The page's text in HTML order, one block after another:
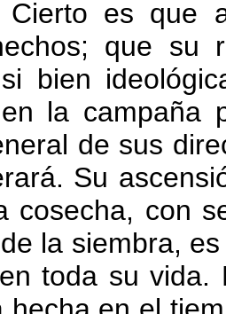
Cierto es que
que su
bien
la campaña
de sus
Su
cosecha, con
la siembra,
toda su vida.